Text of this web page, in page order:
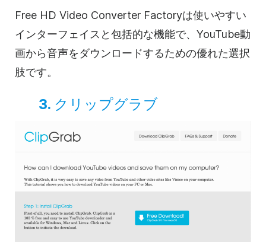
Free HD Video Converter Factoryは使いやすい
インターフェイスと包括的な機能で、YouTube動
画から音声をダウンロードするための優れた選択
肢です。
3. クリップグラブ